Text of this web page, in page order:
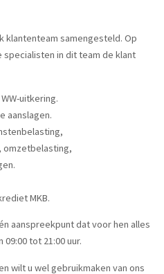
klantenteam samengesteld. Op
specialisten in dit team de klant
uitkering.
aanslagen.
omzetbelasting,
MKB.
aanspreekpunt dat voor hen alles
tot 21:00 uur.
wilt u wel gebruikmaken van ons